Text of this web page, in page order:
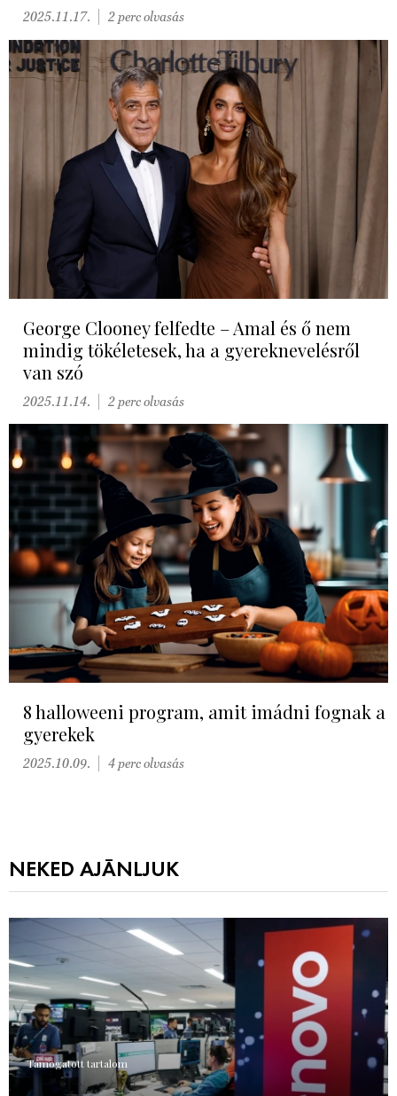
2025.11.17. 2 perc olvasás
George Clooney felfedte – Amal és ő nem
mindig tökéletesek, ha a gyereknevelésről
van szó
2025.11.14. 2 perc olvasás
8 halloweeni program, amit imádni fognak a
gyerekek
2025.10.09. 4 perc olvasás
NEKED AJÁNLJUK
Támogatott tartalom